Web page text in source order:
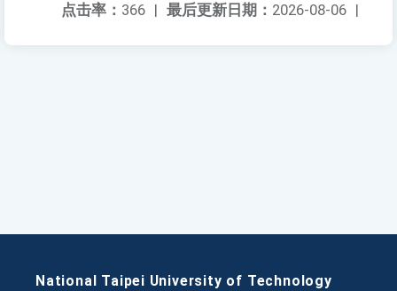
最后更新日期： 2026-08-06 |
点击率： 366 |
National Taipei University of Technology